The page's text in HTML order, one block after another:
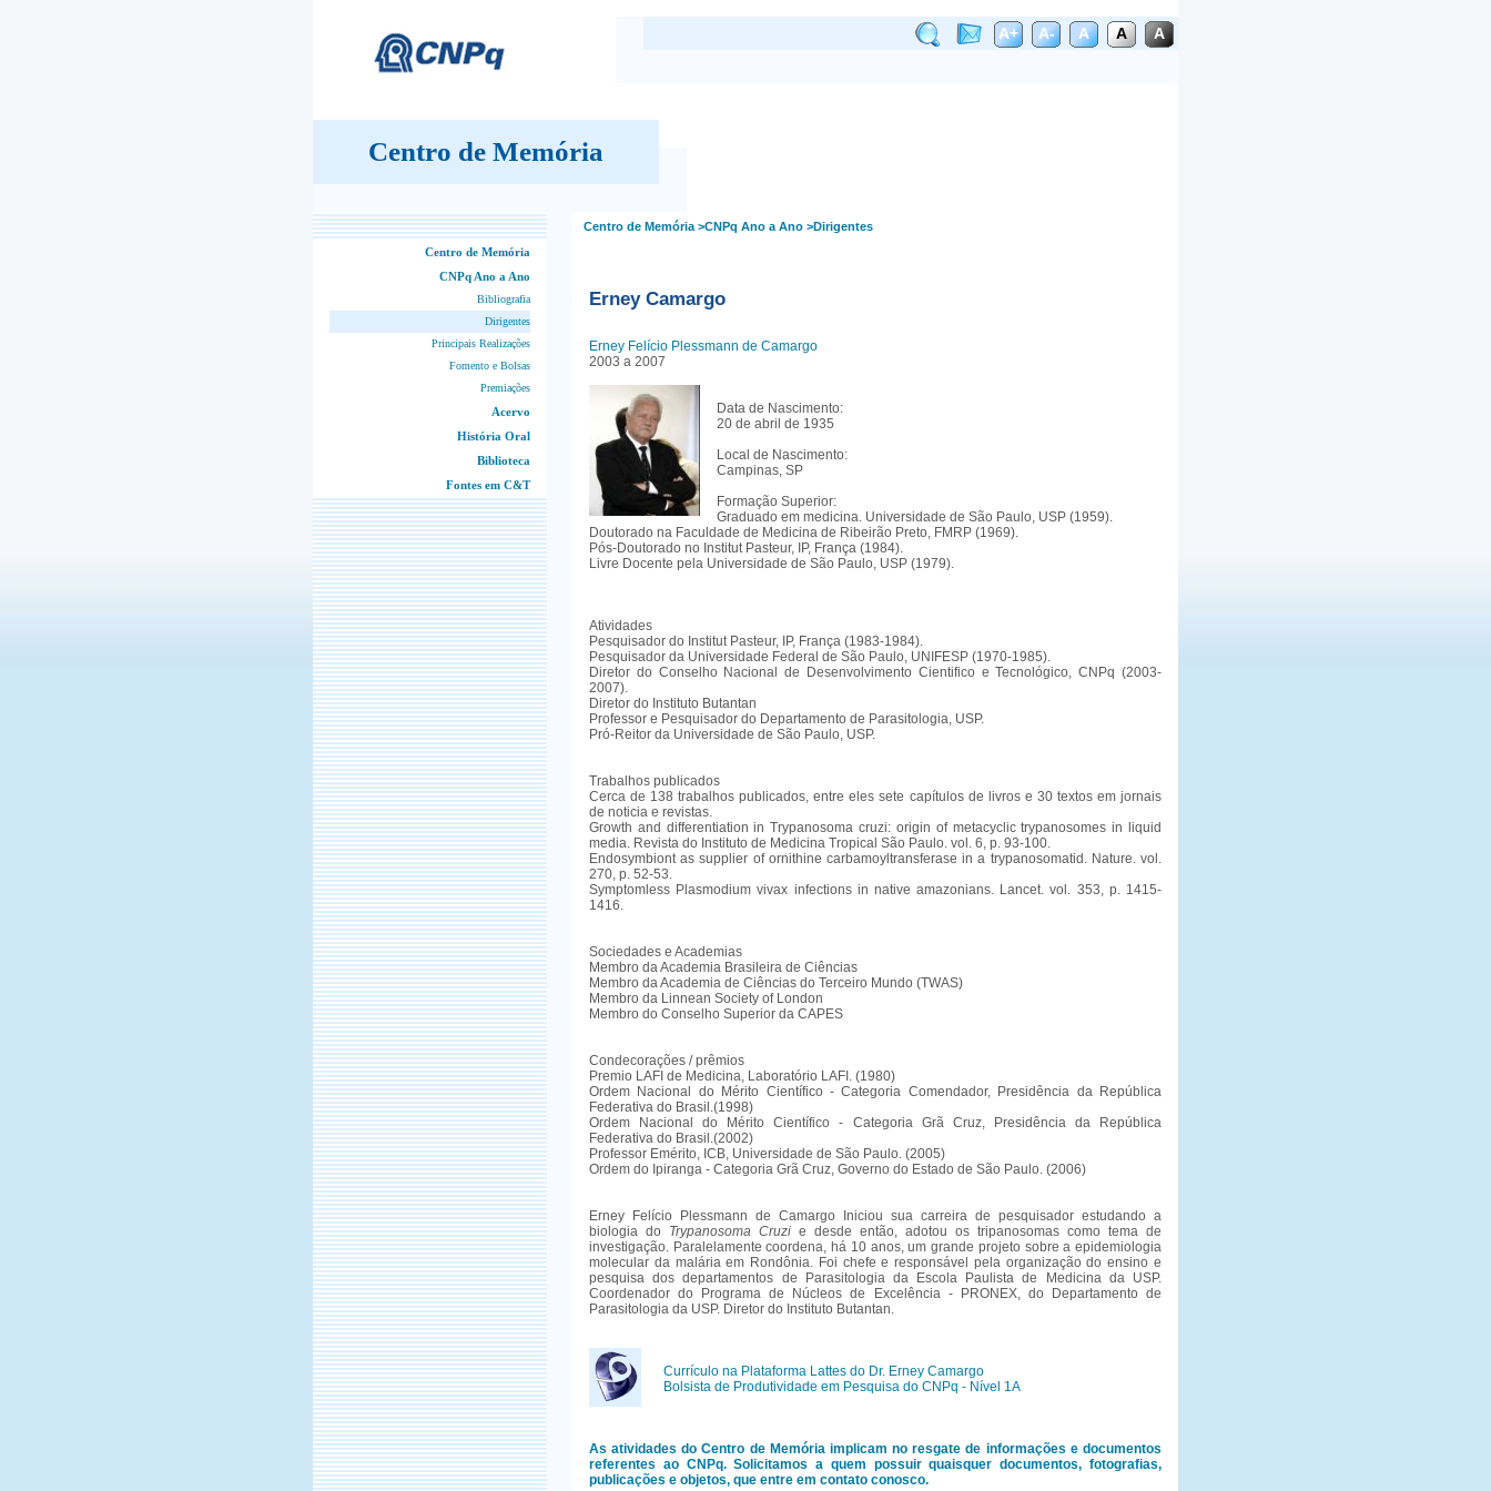
A
A
A
A-
A+
Centro de Memória
Centro de Memória
CNPq Ano a Ano
Bibliografia
Dirigentes
Principais Realizações
Fomento e Bolsas
Premiações
Acervo
História Oral
Biblioteca
Fontes em C&T
Centro de Memória >CNPq Ano a Ano >Dirigentes
Erney Camargo
Erney Felício Plessmann de Camargo
2003 a 2007
Data de Nascimento:
20 de abril de 1935
Local de Nascimento:
Campinas, SP
Formação Superior:
Graduado em medicina. Universidade de São Paulo, USP (1959).
Doutorado na Faculdade de Medicina de Ribeirão Preto, FMRP (1969).
Pós-Doutorado no Institut Pasteur, IP, França (1984).
Livre Docente pela Universidade de São Paulo, USP (1979).
Atividades
Pesquisador do Institut Pasteur, IP, França (1983-1984).
Pesquisador da Universidade Federal de São Paulo, UNIFESP (1970-1985).
Diretor do Conselho Nacional de Desenvolvimento Cientifico e Tecnológico, CNPq (2003-
2007).
Diretor do Instituto Butantan
Professor e Pesquisador do Departamento de Parasitologia, USP.
Pró-Reitor da Universidade de São Paulo, USP.
Trabalhos publicados
Cerca de 138 trabalhos publicados, entre eles sete capítulos de livros e 30 textos em jornais
de noticia e revistas.
Growth and differentiation in Trypanosoma cruzi: origin of metacyclic trypanosomes in liquid
media. Revista do Instituto de Medicina Tropical São Paulo. vol. 6, p. 93-100.
Endosymbiont as supplier of ornithine carbamoyltransferase in a trypanosomatid. Nature. vol.
270, p. 52-53.
Symptomless Plasmodium vivax infections in native amazonians. Lancet. vol. 353, p. 1415-
1416.
Sociedades e Academias
Membro da Academia Brasileira de Ciências
Membro da Academia de Ciências do Terceiro Mundo (TWAS)
Membro da Linnean Society of London
Membro do Conselho Superior da CAPES
Condecorações / prêmios
Premio LAFI de Medicina, Laboratório LAFI. (1980)
Ordem Nacional do Mérito Científico - Categoria Comendador, Presidência da República
Federativa do Brasil.(1998)
Ordem Nacional do Mérito Científico - Categoria Grã Cruz, Presidência da República
Federativa do Brasil.(2002)
Professor Emérito, ICB, Universidade de São Paulo. (2005)
Ordem do Ipiranga - Categoria Grã Cruz, Governo do Estado de São Paulo. (2006)
Erney Felício Plessmann de Camargo Iniciou sua carreira de pesquisador estudando a
biologia do Trypanosoma Cruzi e desde então, adotou os tripanosomas como tema de
investigação. Paralelamente coordena, há 10 anos, um grande projeto sobre a epidemiologia
molecular da malária em Rondônia. Foi chefe e responsável pela organização do ensino e
pesquisa dos departamentos de Parasitologia da Escola Paulista de Medicina da USP.
Coordenador do Programa de Núcleos de Excelência - PRONEX, do Departamento de
Parasitologia da USP. Diretor do Instituto Butantan.
Currículo na Plataforma Lattes do Dr. Erney Camargo
Bolsista de Produtividade em Pesquisa do CNPq - Nível 1A
As atividades do Centro de Memória implicam no resgate de informações e documentos
referentes ao CNPq. Solicitamos a quem possuir quaisquer documentos, fotografias,
publicações e objetos, que entre em contato conosco.